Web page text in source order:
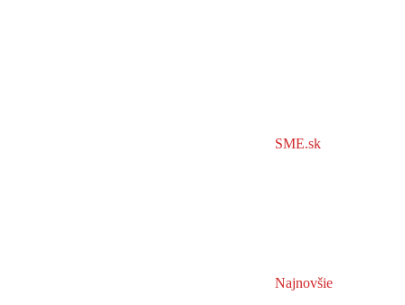
SME.sk
Najnovšie